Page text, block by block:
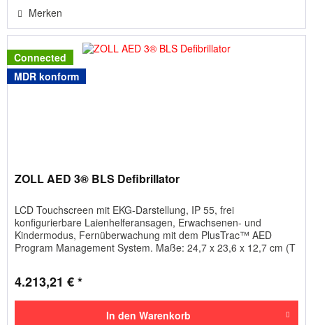
Merken
Connected
MDR konform
ZOLL AED 3® BLS Defibrillator
LCD Touchscreen mit EKG-Darstellung, IP 55, frei
konfigurierbare Laienhelferansagen, Erwachsenen- und
Kindermodus, Fernüberwachung mit dem PlusTrac™ AED
Program Management System. Maße: 24,7 x 23,6 x 12,7 cm (T
4.213,21 € *
In den Warenkorb